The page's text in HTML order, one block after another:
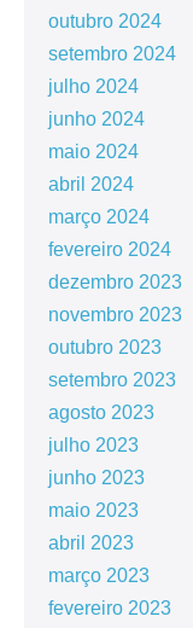
outubro 2024
setembro 2024
julho 2024
junho 2024
maio 2024
abril 2024
março 2024
fevereiro 2024
dezembro 2023
novembro 2023
outubro 2023
setembro 2023
agosto 2023
julho 2023
junho 2023
maio 2023
abril 2023
março 2023
fevereiro 2023